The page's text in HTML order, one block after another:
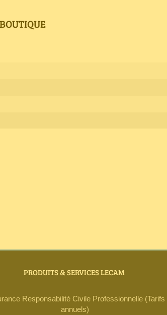
PRODUITS & SERVICES LECAM
Responsabilité Civile Professionnelle (Tarifs
annuels)